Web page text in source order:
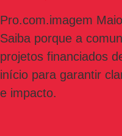
Pro.com.imagem
Saiba porque a
projetos financiados
início para garantir
e impacto.